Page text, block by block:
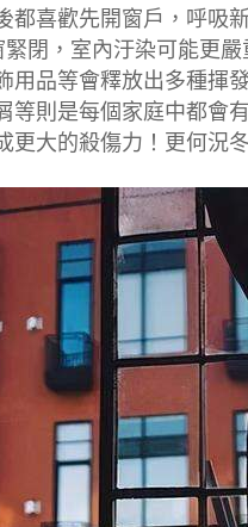
都喜歡先開窗戶，呼吸
閉，室內汙染可能更嚴
用品等會釋放出多種揮
等則是每個家庭中都會
更大的殺傷力 ！更何況